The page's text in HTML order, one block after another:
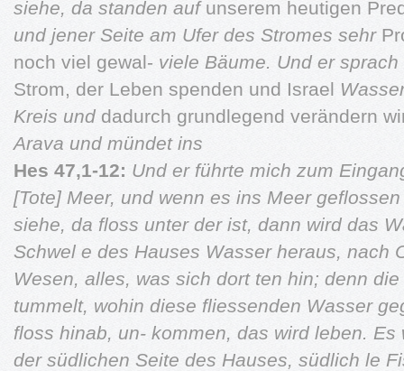
siehe, da standen auf unserem heutigen
und jener Seite am Ufer des Stromes sehr
noch viel gewal- viele Bäume. Und er
Strom, der Leben spenden und Israel
Kreis und dadurch grundlegend verändern
Arava und mündet ins
Hes 47,1-12: Und er führte mich zum
[Tote] Meer, und wenn es ins Meer
siehe, da floss unter der ist, dann wird das
Schwel e des Hauses Wasser heraus, nach
Wesen, alles, was sich dort ten hin; denn
tummelt, wohin diese fliessenden Wasser
floss hinab, un- kommen, das wird leben. Es
der südlichen Seite des Hauses, südlich le